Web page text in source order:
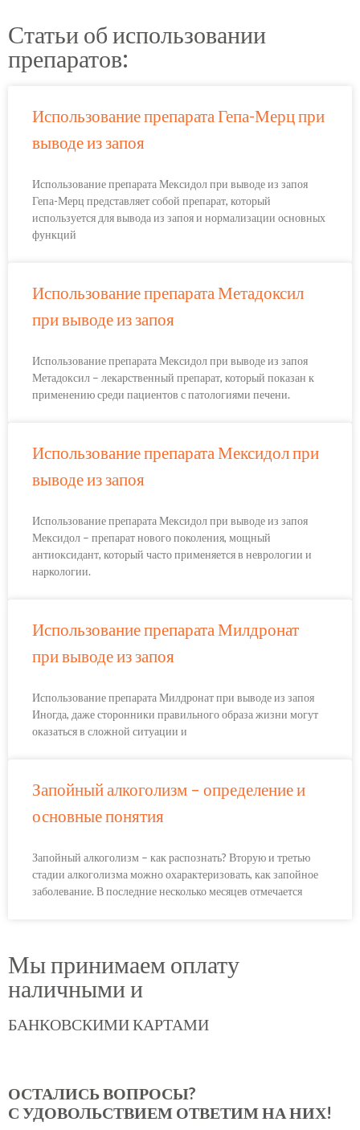
Статьи об использовании
препаратов:
Использование препарата Гепа-Мерц при
выводе из запоя
Использование препарата Мексидол при выводе из запоя
Гепа-Мерц представляет собой препарат, который
используется для вывода из запоя и нормализации основных
функций
Использование препарата Метадоксил
при выводе из запоя
Использование препарата Мексидол при выводе из запоя
Метадоксил – лекарственный препарат, который показан к
применению среди пациентов с патологиями печени.
Использование препарата Мексидол при
выводе из запоя
Использование препарата Мексидол при выводе из запоя
Мексидол – препарат нового поколения, мощный
антиоксидант, который часто применяется в неврологии и
наркологии.
Использование препарата Милдронат
при выводе из запоя
Использование препарата Милдронат при выводе из запоя
Иногда, даже сторонники правильного образа жизни могут
оказаться в сложной ситуации и
Запойный алкоголизм – определение и
основные понятия
Запойный алкоголизм – как распознать? Вторую и третью
стадии алкоголизма можно охарактеризовать, как запойное
заболевание. В последние несколько месяцев отмечается
Мы принимаем оплату
наличными и
БАНКОВСКИМИ КАРТАМИ
ОСТАЛИСЬ ВОПРОСЫ?
С УДОВОЛЬСТВИЕМ ОТВЕТИМ НА НИХ!